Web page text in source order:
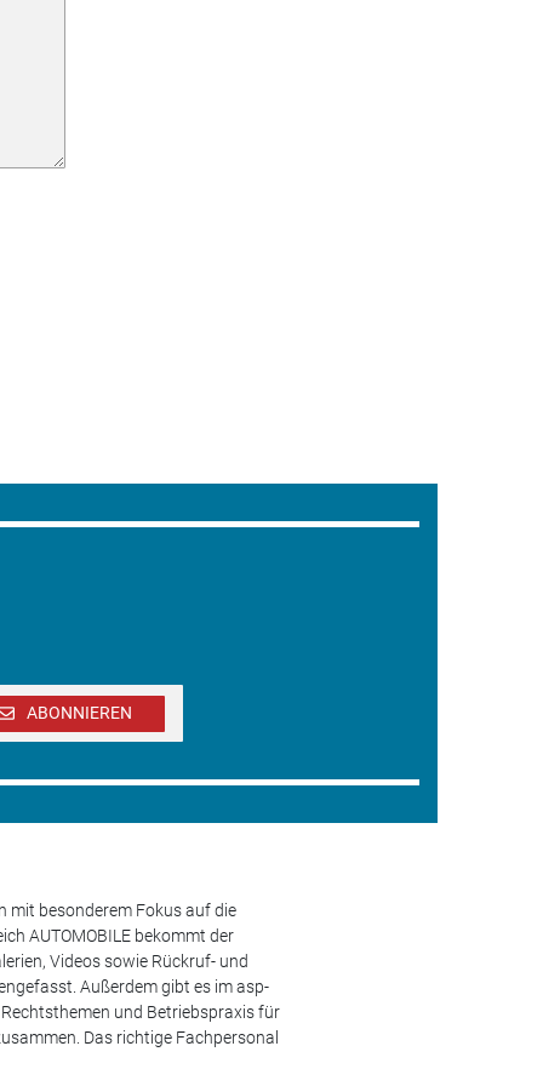
ABONNIEREN
mit besonderem Fokus auf die
AUTOMOBILE bekommt der
Videos sowie Rückruf- und
Außerdem gibt es im asp-
und Betriebspraxis für
Das richtige Fachpersonal